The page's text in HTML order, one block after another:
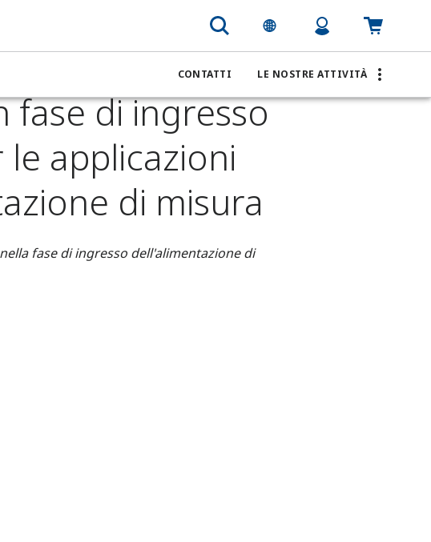
CONTATTI LE NOSTRE ATTIVITÀ
alla strumentazione di misura
fase di ingresso
applicazioni
di misura
fase di ingresso dell'alimentazione di